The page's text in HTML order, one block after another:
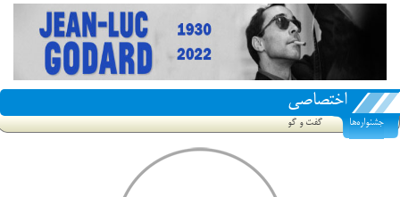
اختصاصی
جشنواره‌ها گفت و گو